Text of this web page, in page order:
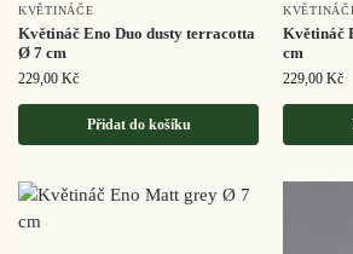
KVĚTINÁČE
Květináč Eno Duo dusty terracotta
Ø 7 cm
229,00 Kč
Přidat do košíku
Květináč
cm
229,00 Kč